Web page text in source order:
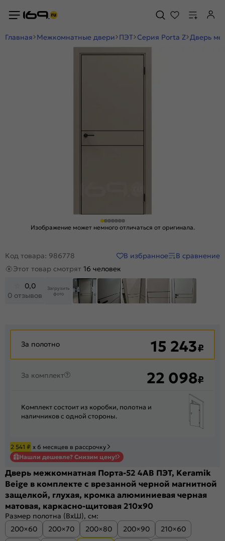
Главная Межкомнатные двери ПЭТ Серия Porta Z Дверь
Изображение может немного отличаться от оригинала.
Код товара: 986778 В избранное
В сравнение
Этот товар смотрят 16 человек
0,0
0 отзывов
Загрузить
фото
За полотно 15 243₽
За комплект 22 098₽
Комплект состоит из коробки, полотна и
наличников с одной стороны.
2 541 ₽ х 6 месяцев в рассрочку
Нашли дешевле? Снизим цену!
Дверь межкомнатная Порта-52 4AB ПЭТ, Keramik
Beige в комплекте с врезанной черной магнитной
защелкой, глухая, кромка алюминиевая черная
матовая, каркасно-щитовая 210x90
Размер полотна (ВхШ), см:
200×60
200×70 200×80 200×90
210×60